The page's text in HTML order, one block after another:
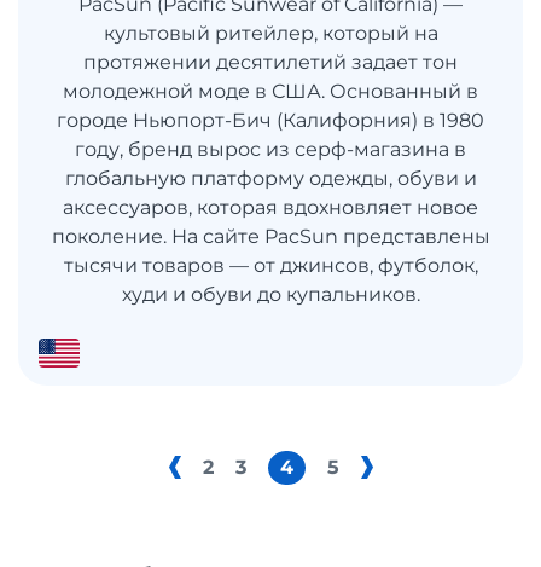
культовый ритейлер, который на
протяжении десятилетий задает тон
молодежной моде в США. Основанный в
городе Ньюпорт-Бич (Калифорния) в 1980
году, бренд вырос из серф-магазина в
глобальную платформу одежды, обуви и
аксессуаров, которая вдохновляет новое
поколение. На сайте PacSun представлены
тысячи товаров — от джинсов, футболок,
худи и обуви до купальников.
2 3 4 5